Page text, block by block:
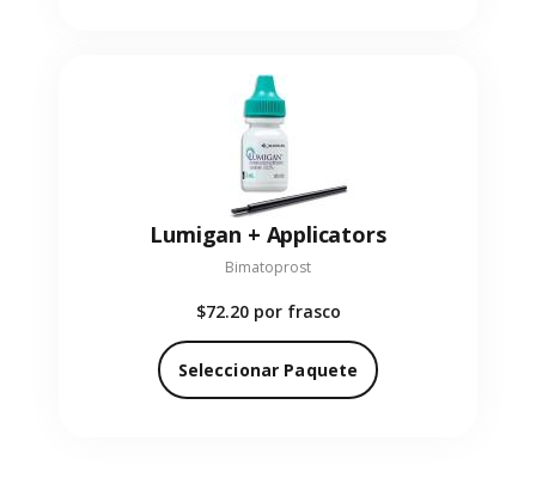
Lumigan + Applicators
Bimatoprost
$72.20 por frasco
Seleccionar Paquete